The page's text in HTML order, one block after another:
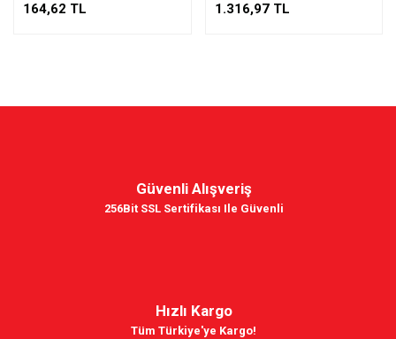
164,62 TL 1.316,97 TL
Güvenli Alışveriş
256Bit SSL Sertifikası Ile Güvenli
Hızlı Kargo
Tüm Türkiye'ye Kargo!